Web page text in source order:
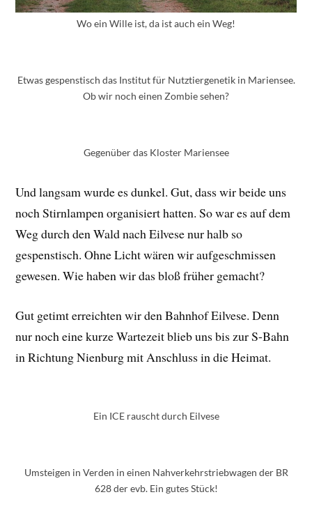
Wo ein Wille ist, da ist auch ein Weg!
Etwas gespenstisch das Institut für Nutztiergenetik in Mariensee.
Ob wir noch einen Zombie sehen?
Gegenüber das Kloster Mariensee
Und langsam wurde es dunkel. Gut, dass wir beide uns
noch Stirnlampen organisiert hatten. So war es auf dem
Weg durch den Wald nach Eilvese nur halb so
gespenstisch. Ohne Licht wären wir aufgeschmissen
gewesen. Wie haben wir das bloß früher gemacht?
Gut getimt erreichten wir den Bahnhof Eilvese. Denn
nur noch eine kurze Wartezeit blieb uns bis zur S-Bahn
in Richtung Nienburg mit Anschluss in die Heimat.
Ein ICE rauscht durch Eilvese
Umsteigen in Verden in einen Nahverkehrstriebwagen der BR
628 der evb. Ein gutes Stück!